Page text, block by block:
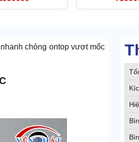
nhanh chóng ontop vượt mốc